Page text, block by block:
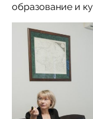
образование и